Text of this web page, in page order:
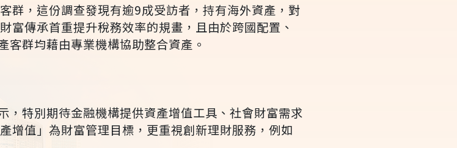
群，這份調查發現有逾9成受訪者，持有海外資產，對
富傳承首重提升稅務效率的規畫，且由於跨國配置、
客群均藉由專業機構協助整合資產。
，特別期待金融機構提供資產增值工具、社會財富需求
增值」為財富管理目標，更重視創新理財服務，例如